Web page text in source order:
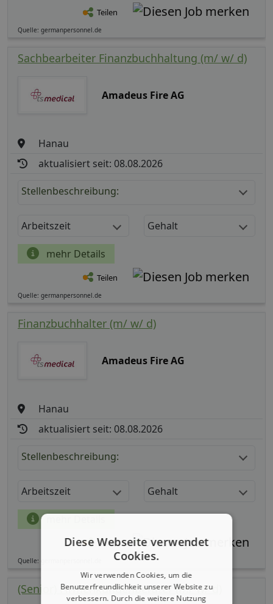
Teilen
Quelle: germanpersonnel.de
Sachbearbeiter Finanzbuchhaltung (m/ w/ d)
Amadeus Fire AG
Hanau
aktualisiert seit: 08.08.2026
Stellenbeschreibung:
Arbeitszeit Gehalt
mehr Details
Teilen
Quelle: germanpersonnel.de
Finanzbuchhalter (m/ w/ d)
Amadeus Fire AG
Hanau
aktualisiert seit: 08.08.2026
Stellenbeschreibung:
Arbeitszeit Gehalt
mehr Details
Teilen
Quelle: germanpersonnel.de
(Senior) Firmenkundenberater (m/ w/ d)
Diese Webseite verwendet
Cookies.
Wir verwenden Cookies, um die
Benutzerfreundlichkeit unserer Website zu
verbessern. Durch die weitere Nutzung